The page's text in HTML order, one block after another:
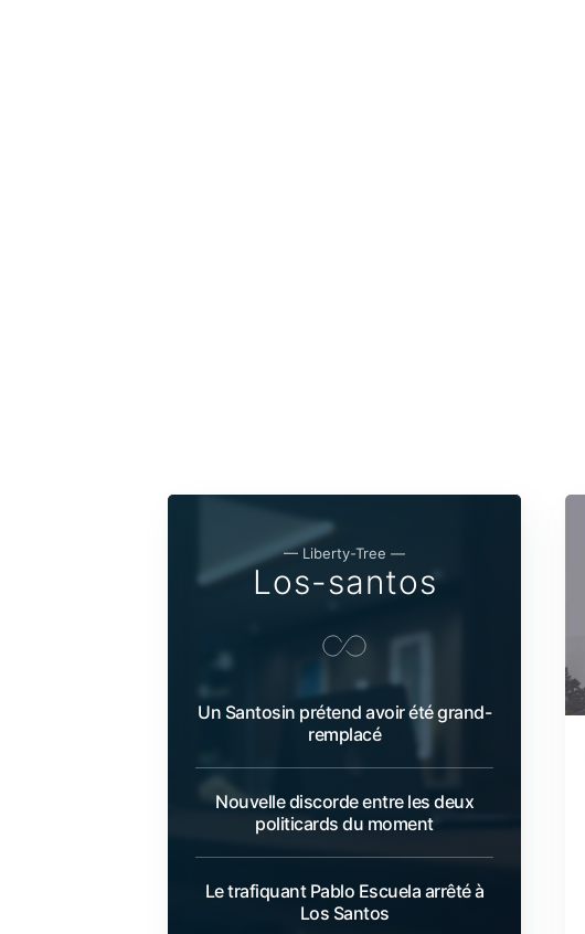
— Liberty-Tree —
Los-santos
Un Santosin prétend avoir été grand-
remplacé
Nouvelle discorde entre les deux
politicards du moment
Le trafiquant Pablo Escuela arrêté à
Los Santos